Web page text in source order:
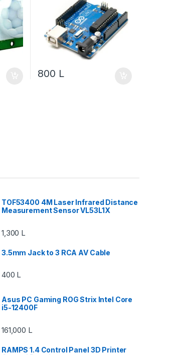
800 L
TOF53400 4M Laser Infrared Distance
Measurement Sensor VL53L1X
1,300 L
3.5mm Jack to 3 RCA AV Cable
400 L
Asus PC Gaming ROG Strix Intel Core
i5-12400F
161,000 L
RAMPS 1.4 Control Panel 3D Printer